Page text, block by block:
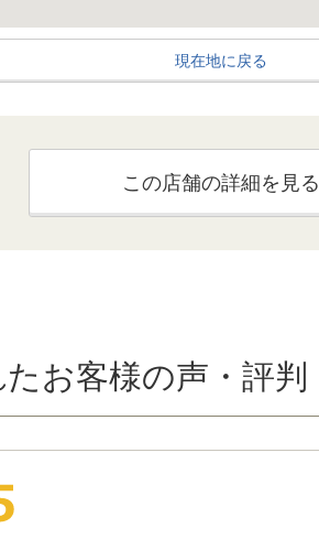
現在地に戻る
この店舗の詳細を見る
お客様の声・評判